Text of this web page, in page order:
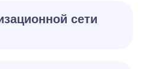
сети